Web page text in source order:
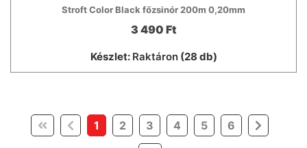
Stroft Color Black főzsinór 200m 0,20mm
3 490 Ft
Készlet: Raktáron(28 db)
1 (current)
2 3 4 5 6